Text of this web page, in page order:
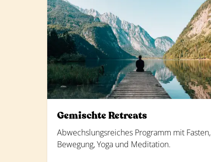
Gemischte Retreats
Abwechslungsreiches Programm mit Fasten,
Bewegung, Yoga und Meditation.